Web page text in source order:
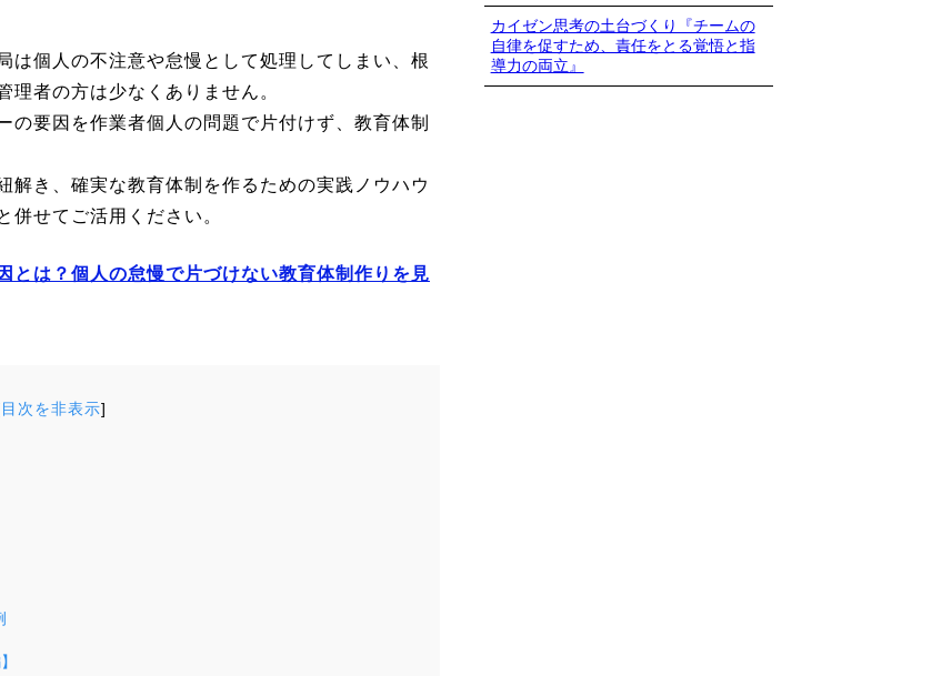
は個人の不注意や怠慢として処理してしまい、根
者の方は少なくありません。
の要因を作業者個人の問題で片付けず、教育体制
解き、確実な教育体制を作るための実践ノウハウ
併せてご活用ください。
とは？個人の怠慢で片づけない教育体制作りを見
目次を非表示]
カイゼン思考の土台づくり『チームの
自律を促すため、責任をとる覚悟と指
導力の両立』